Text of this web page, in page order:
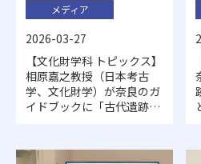
メディア
2026-03-27
【文化財学科 トピックス】
相原嘉之教授（日本考古
学、文化財学）が奈良のガ
イドブックに「古代遺跡マ